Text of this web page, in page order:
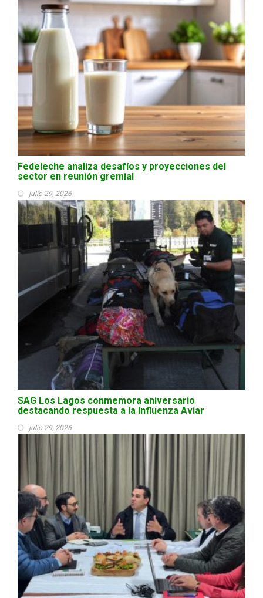
Fedeleche analiza desafíos y proyecciones del
sector en reunión gremial
julio 29, 2026
SAG Los Lagos conmemora aniversario
destacando respuesta a la Influenza Aviar
julio 29, 2026